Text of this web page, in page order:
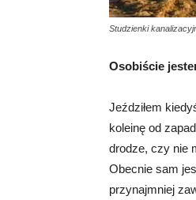
Studzienki
Osobiście
Jeździłem
koleinę od
drodze, czy nie
Obecnie sam
przynajmniej